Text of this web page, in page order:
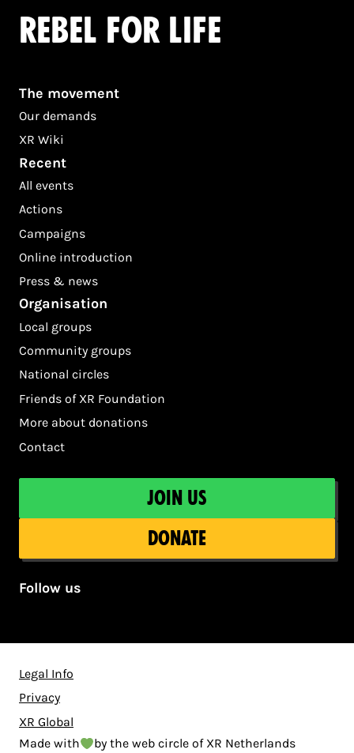
Rebel for life
The movement
Our demands
XR Wiki
Recent
All events
Actions
Campaigns
Online introduction
Press & news
Organisation
Local groups
Community groups
National circles
Friends of XR Foundation
More about donations
Contact
Join us
Donate
Follow us
Legal Info
Privacy
XR Global
Made with
by the web circle of XR Netherlands